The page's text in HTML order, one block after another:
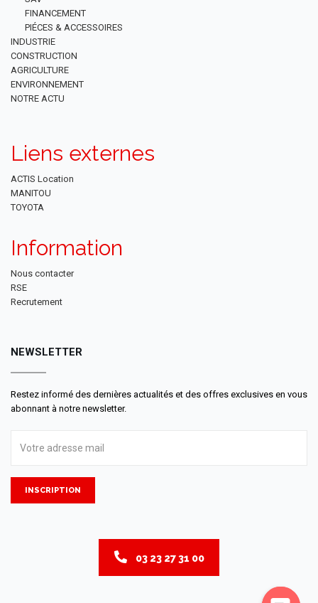
FINANCEMENT
PIÉCES & ACCESSOIRES
INDUSTRIE
CONSTRUCTION
AGRICULTURE
ENVIRONNEMENT
NOTRE ACTU
Liens externes
ACTIS Location
MANITOU
TOYOTA
Information
Nous contacter
RSE
Recrutement
NEWSLETTER
Restez informé des dernières actualités et des offres exclusives en vous
abonnant à notre newsletter.
INSCRIPTION
03 23 27 31 00